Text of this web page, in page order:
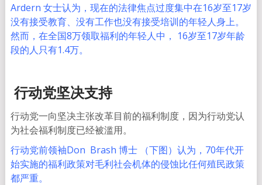
Ardern 女士认为，现在的法律焦点过度集中在16岁至17岁
没有接受教育、没有工作也没有接受培训的年轻人身上。
然而，在全国8万领取福利的年轻人中， 16岁至17岁年龄
段的人只有1.4万。
行动党坚决支持
行动党一向坚决主张改革目前的福利制度，因为行动党认
为社会福利制度已经被滥用。
行动党前领袖Don Brash 博士 （下图）认为，70年代开
始实施的福利政策对毛利社会机体的侵蚀比任何殖民政策
都严重。